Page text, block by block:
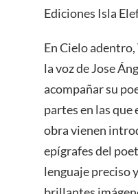
Ediciones Isla
En Cielo
la voz de Jose
acompañar su
partes en las
obra vienen
epígrafes del
lenguaje preciso